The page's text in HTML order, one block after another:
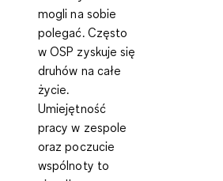
mogli na sobie
polegać. Często
w OSP zyskuje się
druhów na całe
życie.
Umiejętność
pracy w zespole
oraz poczucie
wspólnoty to